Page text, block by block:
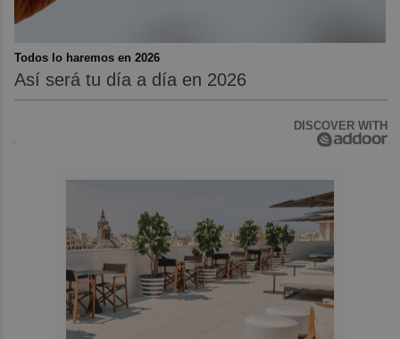
Todos lo haremos en 2026
Así será tu día a día en 2026
DISCOVER WITH